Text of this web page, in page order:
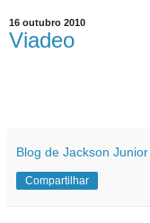
16 outubro 2010
Viadeo
Blog de Jackson Junior
Compartilhar